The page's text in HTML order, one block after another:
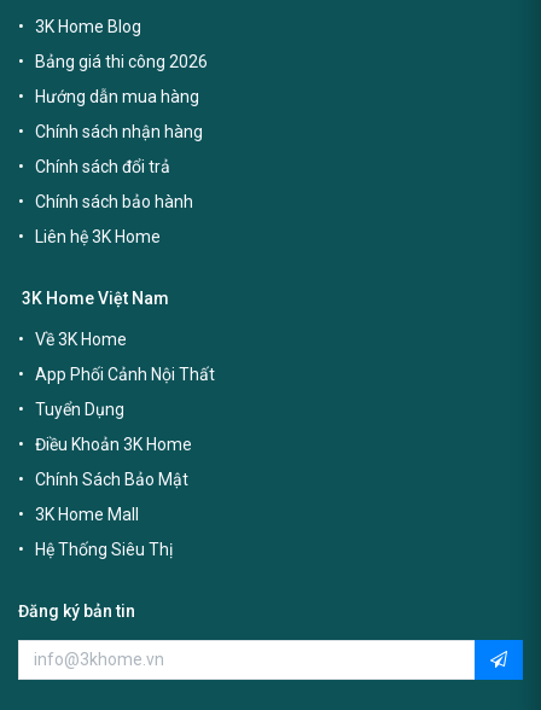
3K Home Blog
Bảng giá thi công 2026
Hướng dẫn mua hàng
Chính sách nhận hàng
Chính sách đổi trả
Chính sách bảo hành
Liên hệ 3K Home
3K Home Việt Nam
Về 3K Home
App Phối Cảnh Nội Thất
Tuyển Dụng
Điều Khoản 3K Home
Chính Sách Bảo Mật
3K Home Mall
Hệ Thống Siêu Thị
Đăng ký bản tin